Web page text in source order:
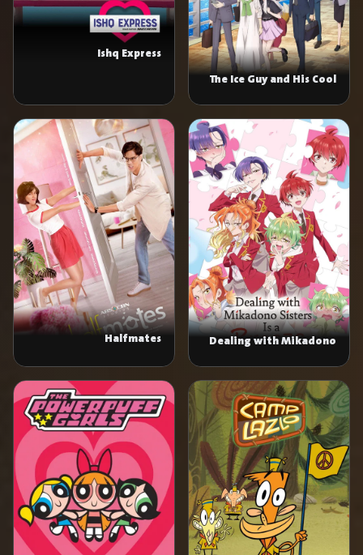
The Ice Guy and His Cool
Ishq Express
Dealing with Mikadono
Halfmates